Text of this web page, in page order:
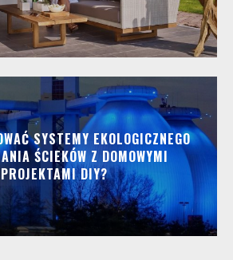
SYSTEMY EKOLOGICZNEGO
ŚCIEKÓW Z DOMOWYMI
PROJEKTAMI DIY?